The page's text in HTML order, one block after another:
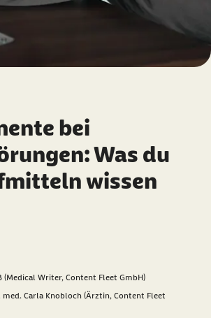
bei
Was du
wissen
(Medical Writer, Content Fleet GmbH)
med. Carla Knobloch (Ärztin, Content Fleet